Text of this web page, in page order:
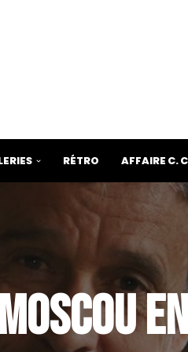
RÉTRO AFFAIRE C.